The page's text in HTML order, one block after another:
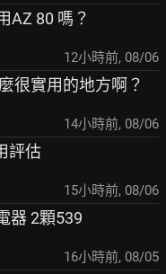
AZ 80 嗎？
12小時前, 08/06
很實用的地方啊？
14小時前, 08/06
評估
15小時前, 08/06
器 2顆539
16小時前, 08/05